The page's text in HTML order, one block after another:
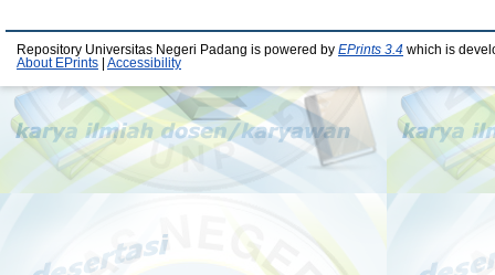
Repository Universitas Negeri Padang is powered by EPrints 3.4 which is
About EPrints
Accessibility